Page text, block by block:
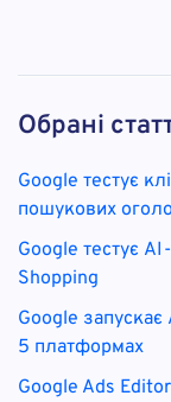
Обрані
Google тестує
пошукових
Google тестує
Shopping
Google
5 платформах
Google Ads